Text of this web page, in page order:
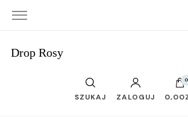
Drop Rosy
SZUKAJ ZALOGUJ
0